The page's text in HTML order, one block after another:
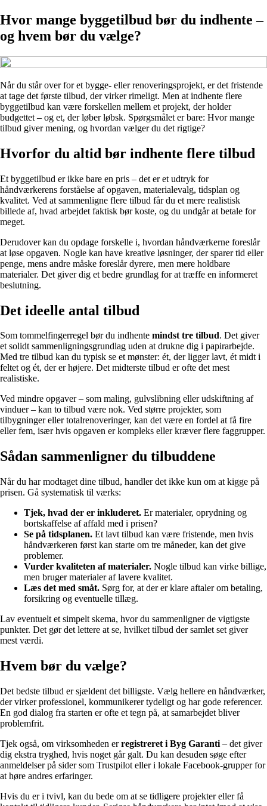
Hvor mange byggetilbud bør du indhente –
og hvem bør du vælge?
Når du står over for et bygge- eller renoveringsprojekt, er det fristende
at tage det første tilbud, der virker rimeligt. Men at indhente flere
byggetilbud kan være forskellen mellem et projekt, der holder
budgettet – og et, der løber løbsk. Spørgsmålet er bare: Hvor mange
tilbud giver mening, og hvordan vælger du det rigtige?
Hvorfor du altid bør indhente flere tilbud
Et byggetilbud er ikke bare en pris – det er et udtryk for
håndværkerens forståelse af opgaven, materialevalg, tidsplan og
kvalitet. Ved at sammenligne flere tilbud får du et mere realistisk
billede af, hvad arbejdet faktisk bør koste, og du undgår at betale for
meget.
Derudover kan du opdage forskelle i, hvordan håndværkerne foreslår
at løse opgaven. Nogle kan have kreative løsninger, der sparer tid eller
penge, mens andre måske foreslår dyrere, men mere holdbare
materialer. Det giver dig et bedre grundlag for at træffe en informeret
beslutning.
Det ideelle antal tilbud
Som tommelfingerregel bør du indhente mindst tre tilbud. Det giver
et solidt sammenligningsgrundlag uden at drukne dig i papirarbejde.
Med tre tilbud kan du typisk se et mønster: ét, der ligger lavt, ét midt i
feltet og ét, der er højere. Det midterste tilbud er ofte det mest
realistiske.
Ved mindre opgaver – som maling, gulvslibning eller udskiftning af
vinduer – kan to tilbud være nok. Ved større projekter, som
tilbygninger eller totalrenoveringer, kan det være en fordel at få fire
eller fem, især hvis opgaven er kompleks eller kræver flere faggrupper.
Sådan sammenligner du tilbuddene
Når du har modtaget dine tilbud, handler det ikke kun om at kigge på
prisen. Gå systematisk til værks:
Tjek, hvad der er inkluderet. Er materialer, oprydning og
bortskaffelse af affald med i prisen?
Se på tidsplanen. Et lavt tilbud kan være fristende, men hvis
håndværkeren først kan starte om tre måneder, kan det give
problemer.
Vurder kvaliteten af materialer. Nogle tilbud kan virke billige,
men bruger materialer af lavere kvalitet.
Læs det med småt. Sørg for, at der er klare aftaler om betaling,
forsikring og eventuelle tillæg.
Lav eventuelt et simpelt skema, hvor du sammenligner de vigtigste
punkter. Det gør det lettere at se, hvilket tilbud der samlet set giver
mest værdi.
Hvem bør du vælge?
Det bedste tilbud er sjældent det billigste. Vælg hellere en håndværker,
der virker professionel, kommunikerer tydeligt og har gode referencer.
En god dialog fra starten er ofte et tegn på, at samarbejdet bliver
problemfrit.
Tjek også, om virksomheden erregistreret i Byg Garanti – det giver
dig ekstra tryghed, hvis noget går galt. Du kan desuden søge efter
anmeldelser på sider som Trustpilot eller i lokale Facebook-grupper for
at høre andres erfaringer.
Hvis du er i tvivl, kan du bede om at se tidligere projekter eller få